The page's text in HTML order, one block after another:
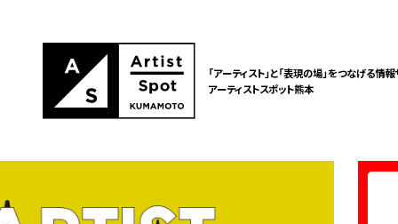
「アーティスト」と「表現の場」をつなげる情報
アーティストスポット熊本